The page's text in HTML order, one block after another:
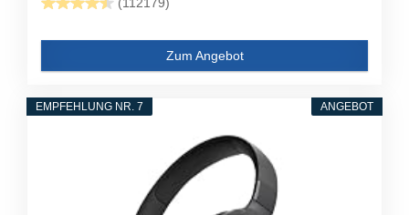
Zum Angebot
ANGEBOT
EMPFEHLUNG NR. 7